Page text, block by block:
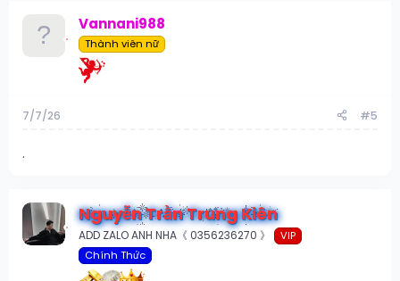
Vannani988
Thành viên nữ
7/7/26 #5
.
Nguyễn Trần Trung Kiên
ADD ZALO ANH NHA《 0356236270 》
VIP
Chính Thức